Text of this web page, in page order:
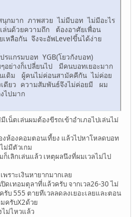
นุกมาก ภาพสวย ไม่มีบอท ไม่มีอะไร
ล่นด้วยความถึก ต้องอาศัยเพื่อน
หลือกัน จึงจะอัพLevelขึ้นได้ง่าย
รแกรมบอท YGB(โยวกังบอท)
ย่างก็เปลี่ยนไป มีคนบอทเยอะมาก
นเดิม ผู้คนไม่ค่อนสามัคคีกัน ไม่ค่อย
ดียว ความสัมพันธ์จึงไม่ค่อยมี ผม
ไปมาก
น็ตเล่นผมต้องขีรถเข้าอำเภอไปเล่นไม่
งห้องคอมตอนเที้ยง แล้วไปหาโหลดบอท
ม่มีตัวเกม
เลิกเล่นแล้ว เหตุผลนึงที่ผมเวลไม่ไป
ราะเงินหายากมากเลย
ดเทอมตุลาที่แล้วครับ จากเวล26-30 ไม่
บ 555 ตายทีเวลลดลงเยอะเลยและตอน
ครับX2ด้วย
ไม่ไหวแล้ว